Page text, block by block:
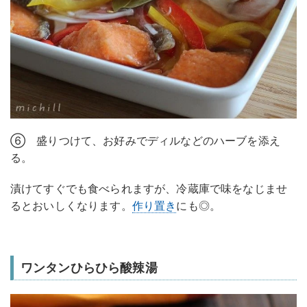
⑥ 盛りつけて、お好みでディルなどのハーブを添え
る。
漬けてすぐでも食べられますが、冷蔵庫で味をなじませ
るとおいしくなります。 作り置き にも◎。
ワンタンひらひら酸辣湯